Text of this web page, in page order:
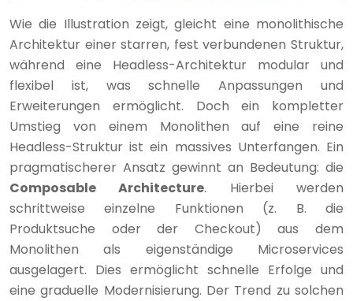
Wie die Illustration zeigt, gleicht eine monolithische
Architektur einer starren, fest verbundenen Struktur,
während eine Headless-Architektur modular und
flexibel ist, was schnelle Anpassungen und
Erweiterungen ermöglicht. Doch ein kompletter
Umstieg von einem Monolithen auf eine reine
Headless-Struktur ist ein massives Unterfangen. Ein
pragmatischerer Ansatz gewinnt an Bedeutung: die
Composable Architecture. Hierbei werden
schrittweise einzelne Funktionen (z. B. die
Produktsuche oder der Checkout) aus dem
Monolithen als eigenständige Microservices
ausgelagert. Dies ermöglicht schnelle Erfolge und
eine graduelle Modernisierung. Der Trend zu solchen